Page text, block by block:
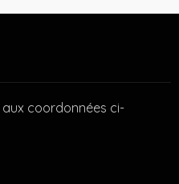
coordonnées ci-